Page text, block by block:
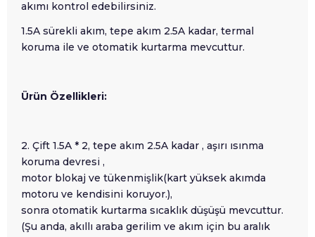
akımı kontrol edebilirsiniz.
1.5A sürekli akım, tepe akım 2.5A kadar, termal
koruma ile ve otomatik kurtarma mevcuttur.
Ürün Özellikleri:
2. Çift 1.5A * 2, tepe akım 2.5A kadar , aşırı ısınma
koruma devresi ,
motor blokaj ve tükenmişlik(kart yüksek akımda
motoru ve kendisini koruyor.),
sonra otomatik kurtarma sıcaklık düşüşü mevcuttur.
(Şu anda, akıllı araba gerilim ve akım için bu aralık